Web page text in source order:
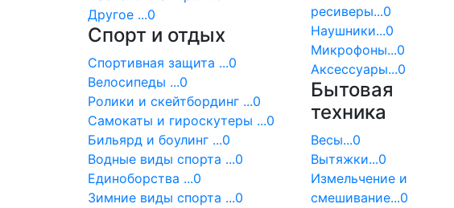
Другое ...0
Спорт и отдых
Спортивная защита ...0
Велосипеды ...0
Ролики и скейтбординг ...0
Самокаты и гироскутеры ...0
Бильярд и боулинг ...0
Водные виды спорта ...0
Единоборства ...0
Зимние виды спорта ...0
ресиверы...0
Наушники...0
Микрофоны...0
Аксессуары...0
Бытовая
техника
Весы...0
Вытяжки...0
Измельчение и
смешивание...0